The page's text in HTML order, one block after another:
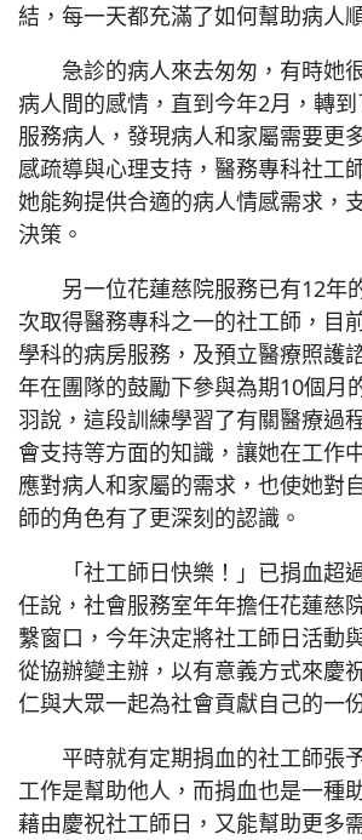
結，每一天都充滿了如何幫助病人
急診的病人來去匆匆，有時她
病人間的感情，直到今年2月，轉
服務病人，發現病人和家屬需要更
感疏導與心理支持，醫務專科社工
她能夠提供合適的病人情感需求，
決策。
另一位花蓮慈院服務已有12年
次取得醫務專科之一的社工師，目
學科的病房服務，及預立醫療照護
年在團隊的鼓勵下參與為期10個月
羽說，這段訓練學習了有關醫療過
會支持等方面的知識，讓她在工作
應對病人和家屬的需求，也使她對
師的角色有了更深刻的認識。
「社工師日快樂！」已捐血超
任說，社會服務室年年擔任花蓮慈
繫窗口，今年決定將社工師日活動
從協辦變主辦，以有意義方式來慶
仁與大眾一起為社會貢獻自己的一
平時就有定期捐血的社工師張
工作是幫助他人，而捐血也是一種
藉由慶祝社工師日，又能幫助更多